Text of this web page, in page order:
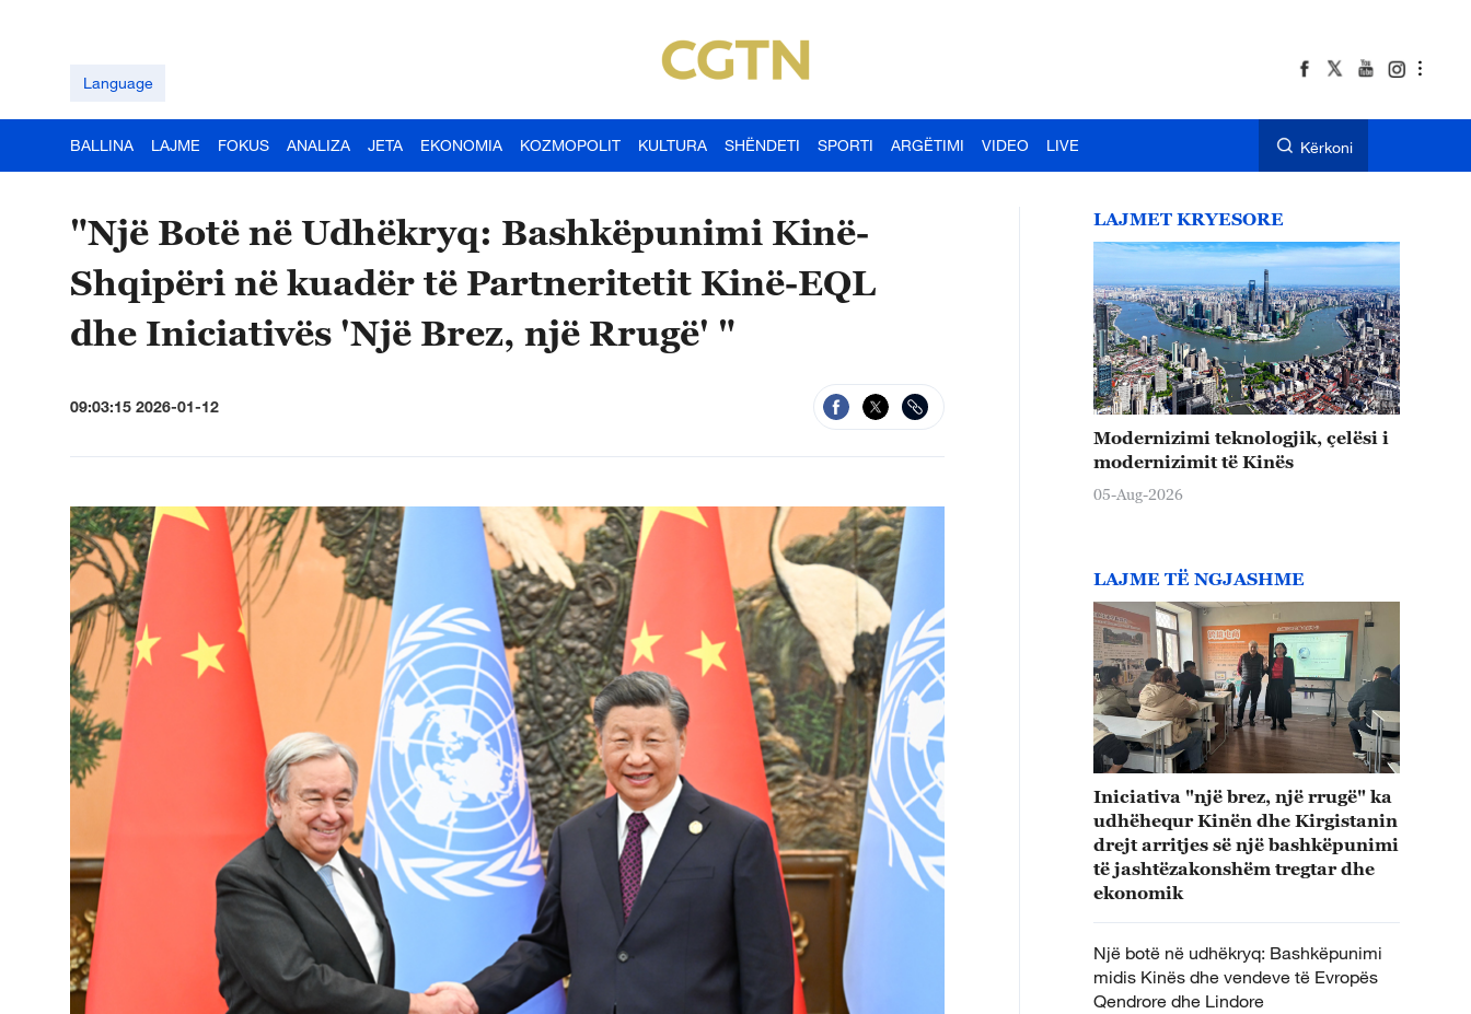
Language
BALLINA LAJME FOKUS ANALIZA JETA EKONOMIA KOZMOPOLIT KULTURA SHËNDETI SPORTI ARGËTIMI VIDEO LIVE Kërkoni
"Një Botë në Udhëkryq: Bashkëpunimi Kinë-
Shqipëri në kuadër të Partneritetit Kinë-EQL
dhe Iniciativës 'Një Brez, një Rrugë' "
09:03:15 2026-01-12
LAJMET KRYESORE
Modernizimi teknologjik, çelësi i
modernizimit të Kinës
05-Aug-2026
LAJME TË NGJASHME
Iniciativa "një brez, një rrugë" ka
udhëhequr Kinën dhe Kirgistanin
drejt arritjes së një bashkëpunimi
të jashtëzakonshëm tregtar dhe
ekonomik
Një botë në udhëkryq: Bashkëpunimi
midis Kinës dhe vendeve të Evropës
Qendrore dhe Lindore